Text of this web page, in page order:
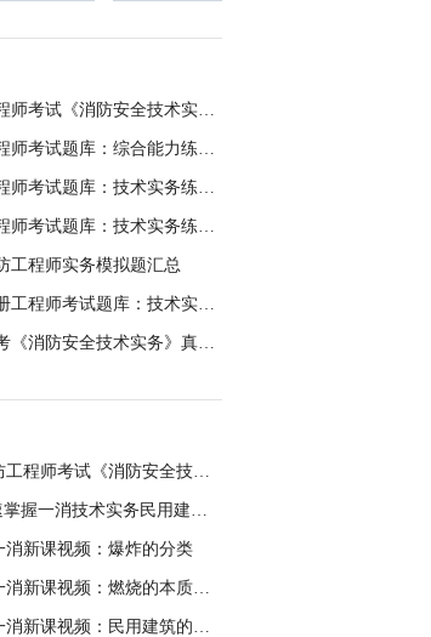
2023年一级消防工程师考试《消防安全技术实务》自测卷
2023年一级消防工程师考试题库：综合能力练习8.15
2023年一级消防工程师考试题库：技术实务练习8.4
2023年一级消防工程师考试题库：技术实务练习8.2
工程师实务模拟题汇总
2023年一级消防注册工程师考试题库：技术实务汇总
2022年一级消防补考《消防安全技术实务》真题及答案1-10题
考试《消防安全技术实务》自测卷
消技术实务民用建筑特殊规定
消新课视频：爆炸的分类
新课视频：燃烧的本质与条件
课视频：民用建筑的耐火等级